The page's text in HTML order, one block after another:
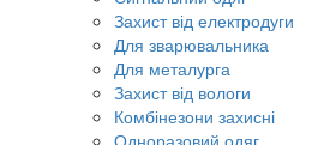
Захист від електродуги
Для зварювальника
Для металурга
Захист від вологи
Комбінезони захисні